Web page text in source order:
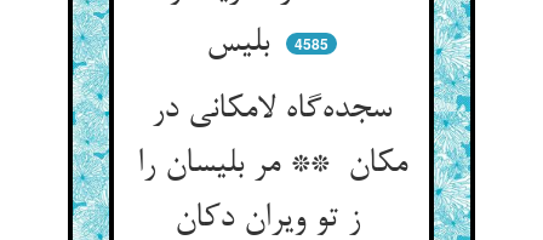
بلیس
4585
سجده‌گاه لامکانی در
مکان ** مر بلیسان را
ز تو ویران دکان